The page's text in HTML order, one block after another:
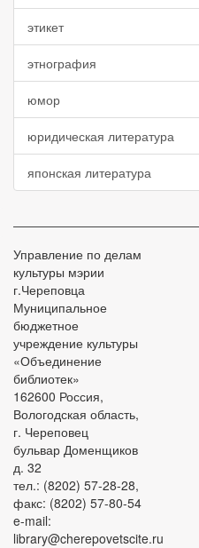
этикет
этнография
юмор
юридическая литература
японская литература
Управление по делам
культуры мэрии
г.Череповца
Муниципальное
бюджетное
учреждение культуры
«Объединение
библиотек»
162600 Россия,
Вологодская область,
г. Череповец
бульвар Доменщиков
д. 32
тел.: (8202) 57-28-28,
факс: (8202) 57-80-54
e-mail:
library@cherepovetscite.ru